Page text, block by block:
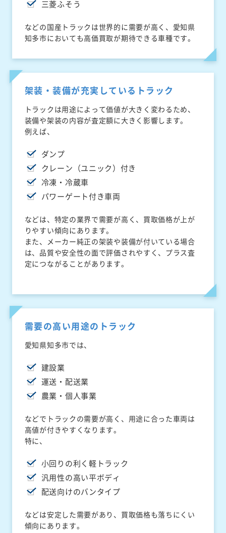
三菱ふそう
などの国産トラックは世界的に需要が高く、愛知県
知多市においても高価買取が期待できる車種です。
架装・装備が充実しているトラック
トラックは用途によって価値が大きく変わるため、
装備や架装の内容が査定額に大きく影響します。
例えば、
ダンプ
クレーン（ユニック）付き
冷凍・冷蔵車
パワーゲート付き車両
などは、特定の業界で需要が高く、買取価格が上が
りやすい傾向にあります。
また、メーカー純正の架装や装備が付いている場合
は、品質や安全性の面で評価されやすく、プラス査
定につながることがあります。
需要の高い用途のトラック
愛知県知多市では、
建設業
運送・配送業
農業・個人事業
などでトラックの需要が高く、用途に合った車両は
高値が付きやすくなります。
特に、
小回りの利く軽トラック
汎用性の高い平ボディ
配送向けのバンタイプ
などは安定した需要があり、買取価格も落ちにくい
傾向にあります。